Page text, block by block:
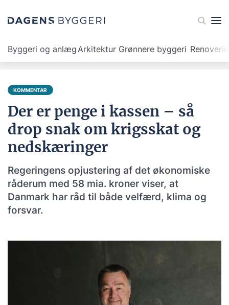
Byggeri og anlægArkitektur Grønnere byggeri
KOMMENTAR
Der er penge i kassen – så
drop snak om krigsskat og
nedskæringer
Regeringens opjustering af det økonomiske
råderum med 58 mia. kroner viser, at
Danmark har råd til både velfærd, klima og
forsvar.